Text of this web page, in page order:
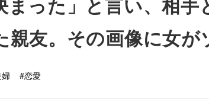
親友。その画像に女が
#恋愛